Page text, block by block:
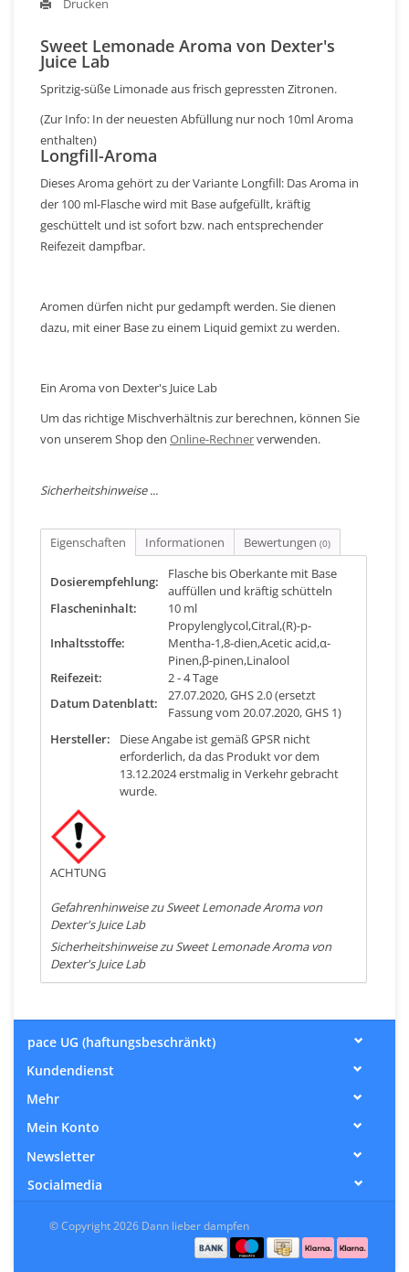
Drucken
Sweet Lemonade Aroma von Dexter's
Juice Lab
Spritzig-süße Limonade aus frisch gepressten Zitronen.
(Zur Info: In der neuesten Abfüllung nur noch 10ml Aroma
enthalten)
Longfill-Aroma
Dieses Aroma gehört zu der Variante Longfill: Das Aroma in
der 100 ml-Flasche wird mit Base aufgefüllt, kräftig
geschüttelt und ist sofort bzw. nach entsprechender
Reifezeit dampfbar.
Aromen dürfen nicht pur gedampft werden. Sie dienen
dazu, mit einer Base zu einem Liquid gemixt zu werden.
Ein Aroma von Dexter's Juice Lab
Um das richtige Mischverhältnis zur berechnen, können Sie
von unserem Shop den Online-Rechnerverwenden.
Sicherheitshinweise ...
Eigenschaften Informationen Bewertungen (0)
Dosierempfehlung:
Flasche bis Oberkante mit Base
auffüllen und kräftig schütteln
Flascheninhalt:
10 ml
Inhaltsstoffe:
Propylenglycol,Citral,(R)-p-
Mentha-1,8-dien,Acetic acid,α-
Pinen,β-pinen,Linalool
Reifezeit:
2 - 4 Tage
Datum Datenblatt:
27.07.2020, GHS 2.0 (ersetzt
Fassung vom 20.07.2020, GHS 1)
Hersteller:
Diese Angabe ist gemäß GPSR nicht
erforderlich, da das Produkt vor dem
13.12.2024 erstmalig in Verkehr gebracht
wurde.
ACHTUNG
Gefahrenhinweise zu Sweet Lemonade Aroma von
Dexter's Juice Lab
Sicherheitshinweise zu Sweet Lemonade Aroma von
Dexter's Juice Lab
pace UG (haftungsbeschränkt)
Kundendienst
Mehr
Mein Konto
Newsletter
Socialmedia
© Copyright 2026 Dann lieber dampfen